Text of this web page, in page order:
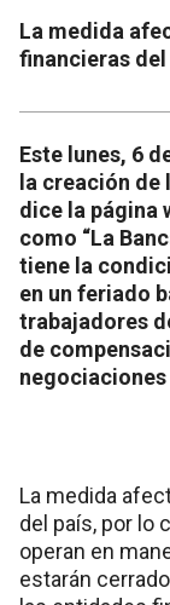
La medida
financieras del
Este lunes, 6
la creación
dice la página
como “La
tiene la
en un feriado
trabajadores
de
La medida
del país, por lo
operan en
estarán